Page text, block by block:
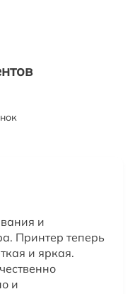
и
Принтер теперь
и яркая.
и